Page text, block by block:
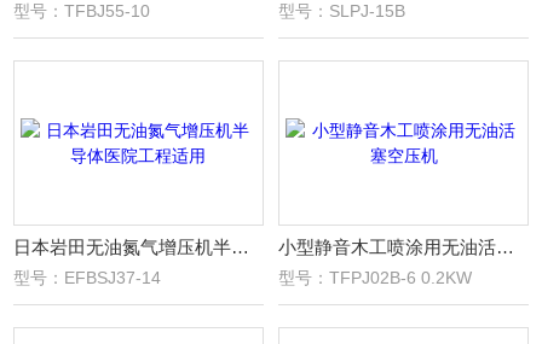
型号：TFBJ55-10 型号：SLPJ-15B
日本岩田无油氮气增压机半导体医院工程适用
型号：EFBSJ37-14
小型静音木工喷涂用无油活塞空压机
型号：TFPJ02B-6 0.2KW